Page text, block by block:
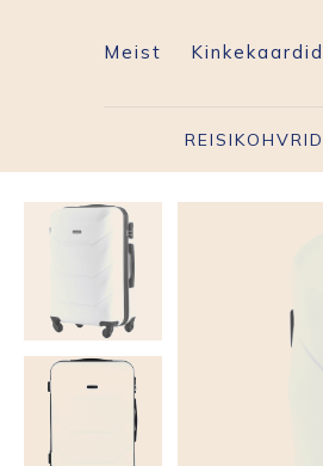
Meist Kinkekaardid
REISIKOHVRID